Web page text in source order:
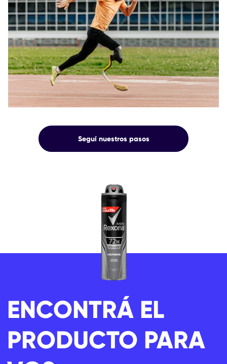
Seguí nuestros pasos
ENCONTRÁ EL
PRODUCTO PARA